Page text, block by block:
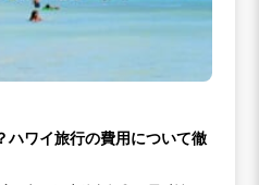
ハワイ旅行の費用について徹